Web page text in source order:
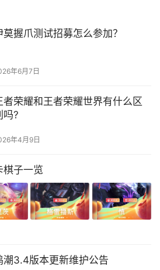
莫握爪测试招募怎么参加？
年6月7日
者荣耀和王者荣耀世界有什么区
吗?
年4月9日
棋子一览
潮3.4版本更新维护公告